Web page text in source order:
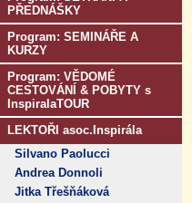
PŘEDNÁŠKY
Program: SEMINÁŘE A
KURZY
Program: VĚDOMÉ
CESTOVÁNÍ & POBYTY s
InspiralaTOUR
LEKTOŘI asoc.Inspirála
Silvano Paolucci
Andrea Donnoli
Jitka Třešňáková